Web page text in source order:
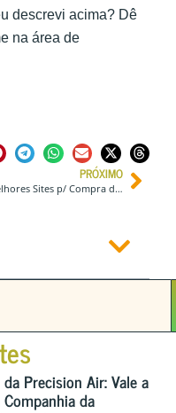
descrevi acima? Dê
na área de
PRÓXIMO
7 Melhores Sites p/ Compra de Passagem de Ônibus Intermunicipal no Brasil
Precision Air: Vale a
da